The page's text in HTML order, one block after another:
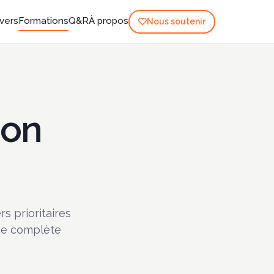
FormationsQ&RÀ propos Nous soutenir
prioritaires
complète